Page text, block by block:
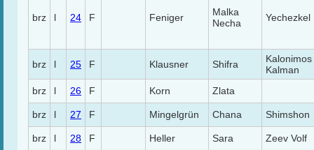
brz l 24 F Feniger
Malka
Necha
Yechezkel
brz l 25 F Klausner Shifra
Kalonimos
Kalman
brz
l 26 F Korn Zlata
brz l 27 F Mingelgrün Chana Shimshon
brz l 28 F Heller Sara Zeev Volf